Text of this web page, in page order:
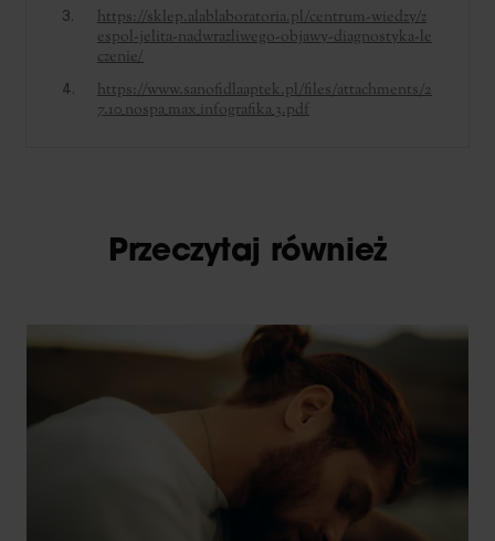
https://sklep.alablaboratoria.pl/centrum-wiedzy/z
espol-jelita-nadwrazliwego-objawy-diagnostyka-le
czenie/
https://www.sanofidlaaptek.pl/files/attachments/2
7.10_nospa_max_infografika_3.pdf
Przeczytaj również